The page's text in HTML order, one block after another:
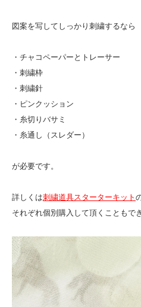
図案を写してしっかり刺繍するなら
・チャコペーパーとトレーサー
・刺繍枠
・刺繍針
・ピンクッション
・糸切りバサミ
・糸通し（スレダー）
が必要です。
詳しくは刺繍道具スターターキット
それぞれ個別購入して頂くこともで